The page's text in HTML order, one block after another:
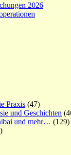
2026
Praxis (47)
und Geschichten
und mehr… (129)